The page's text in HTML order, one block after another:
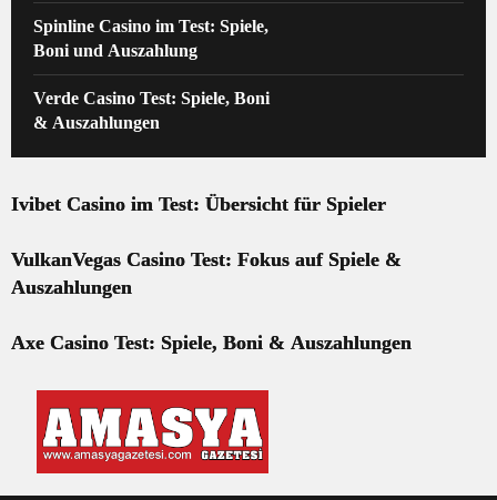
Spinline Casino im Test: Spiele,
Boni und Auszahlung
Verde Casino Test: Spiele, Boni
& Auszahlungen
Ivibet Casino im Test: Übersicht für Spieler
VulkanVegas Casino Test: Fokus auf Spiele &
Auszahlungen
Axe Casino Test: Spiele, Boni & Auszahlungen